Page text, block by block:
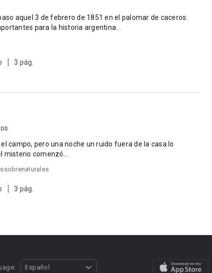
de 1851 en el palomar de caceros.
para la historia argentina...
3 pág.
campo, pero una noche un ruido fuera de la casa lo
comenzó...
3 pág.
Español